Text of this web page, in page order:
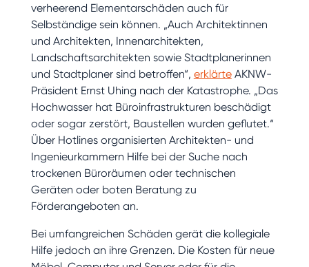
verheerend Elementarschäden auch für
Selbständige sein können. „Auch Architektinnen
und Architekten, Innenarchitekten,
Landschaftsarchitekten sowie Stadtplanerinnen
und Stadtplaner sind betroffen“, erklärteAKNW-
Präsident Ernst Uhing nach der Katastrophe. „Das
Hochwasser hat Büroinfrastrukturen beschädigt
oder sogar zerstört, Baustellen wurden geflutet.“
Über Hotlines organisierten Architekten- und
Ingenieurkammern Hilfe bei der Suche nach
trockenen Büroräumen oder technischen
Geräten oder boten Beratung zu
Förderangeboten an.
Bei umfangreichen Schäden gerät die kollegiale
Hilfe jedoch an ihre Grenzen. Die Kosten für neue